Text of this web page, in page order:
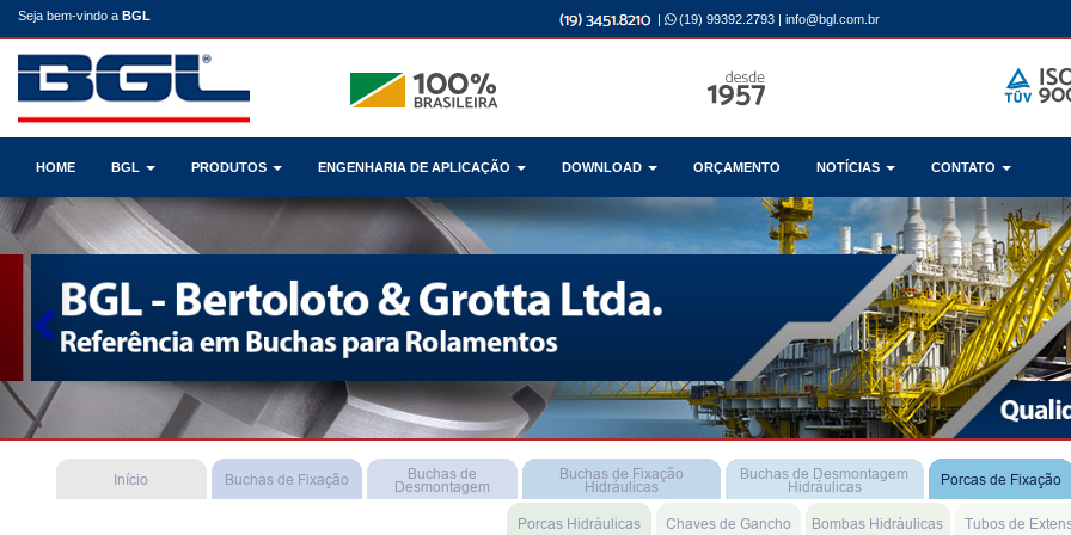
Seja bem-vindo a BGL | (19) 99392.2793 | info@bgl.com.br
HOME BGL PRODUTOS ENGENHARIA DE APLICAÇÃO DOWNLOAD ORÇAMENTO NOTÍCIAS CONTATO
Previous